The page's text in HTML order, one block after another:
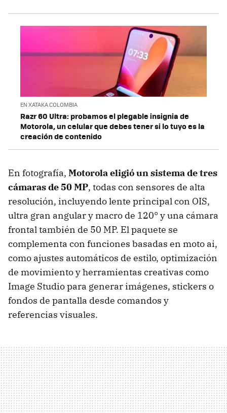
EN XATAKA COLOMBIA
Razr 60 Ultra: probamos el plegable insignia de
Motorola, un celular que debes tener si lo tuyo es la
creación de contenido
En fotografía, Motorola eligió un sistema de tres
cámaras de 50 MP, todas con sensores de alta
resolución, incluyendo lente principal con OIS,
ultra gran angular y macro de 120° y una cámara
frontal también de 50 MP. El paquete se
complementa con funciones basadas en moto ai,
como ajustes automáticos de estilo, optimización
de movimiento y herramientas creativas como
Image Studio para generar imágenes, stickers o
fondos de pantalla desde comandos y
referencias visuales.